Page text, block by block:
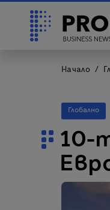
Начало
Глобално
10-